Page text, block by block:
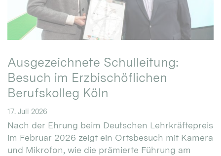
Ausgezeichnete Schulleitung:
Besuch im Erzbischöflichen
Berufskolleg Köln
17. Juli 2026
Nach der Ehrung beim Deutschen Lehrkräftepreis
im Februar 2026 zeigt ein Ortsbesuch mit Kamera
und Mikrofon, wie die prämierte Führung am